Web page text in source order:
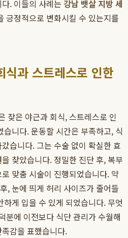
. 이들의 사례는 강남 뱃살 지방 세
긍정적으로 변화시킬 수 있는지를
과 스트레스로 인한
잦은 야근과 회식, 스트레스로 인
니다. 운동할 시간은 부족하고, 식
습니다. 그는 수술 없이 확실한 효
을 찾았습니다. 정밀한 진단 후, 복부
맞춤 시술이 진행되었습니다. 약
, 눈에 띄게 허리 사이즈가 줄어들
게 입을 수 있게 되었습니다. 무엇
분에 이전보다 식단 관리가 수월해
감을 표했습니다.